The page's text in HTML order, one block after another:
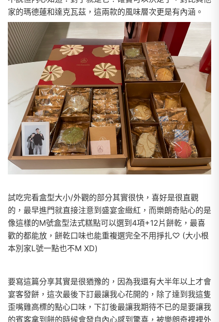
家的瑪德蓮和達克瓦茲，這兩款的風味層次更是有內涵。
試吃完看盒型大小/外觀的部分其實很快，喜好是很直觀
的，最早進門就直接注意到盛宴金緻紅，而樂朗奇貼心的是
像這樣的M號盒型法式糕點可以選到4項+12片餅乾，最喜
歡的都能放，餅乾口味也能重複選完全不用掙扎♡ (大小根
本別家L號一點也不M XD)
要寫這篇分享其實是很猶豫的，因為我還有大半年以上才會
宴客發餅，這次最後下訂最讓我心花開的，除了達到我這隻
歪嘴雞高標的點心口味，下訂後最讓我期待不已的是要讓我
的賓客拿到餅的時候會發自內心感到驚喜，被樂朗奇裡裡外